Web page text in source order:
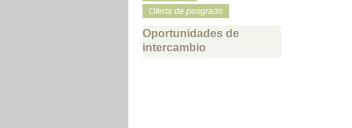
Oferta de posgrado
Oportunidades de
intercambio